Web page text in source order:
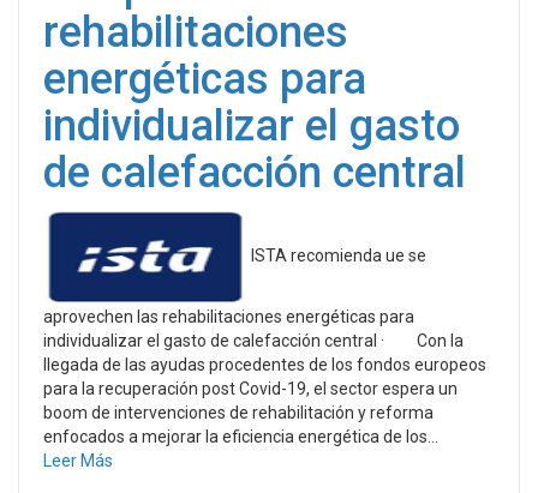
rehabilitaciones
energéticas para
individualizar el gasto
de calefacción central
ISTA recomienda ue se
aprovechen las rehabilitaciones energéticas para
individualizar el gasto de calefacción central · Con la
llegada de las ayudas procedentes de los fondos europeos
para la recuperación post Covid-19, el sector espera un
boom de intervenciones de rehabilitación y reforma
enfocados a mejorar la eficiencia energética de los...
Leer Más